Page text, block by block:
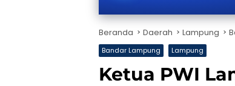
Beranda Daerah Lampung
Bandar Lampung Lampung
Ketua PWI